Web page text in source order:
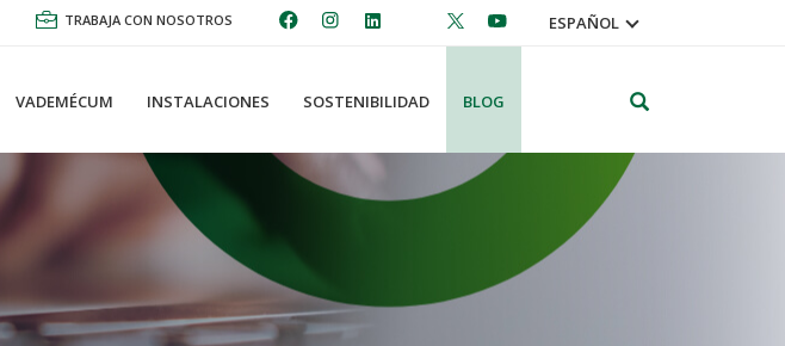
TRABAJA CON NOSOTROS ESPAÑOL
VADEMÉCUM INSTALACIONES SOSTENIBILIDAD BLOG